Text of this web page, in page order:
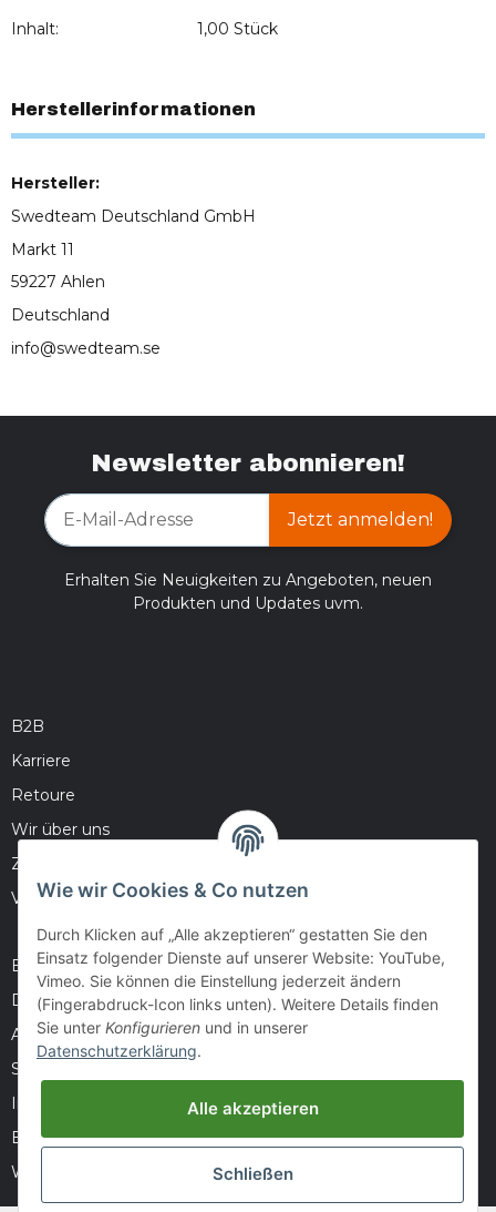
Inhalt: 1,00 Stück
Herstellerinformationen
Hersteller:
Swedteam Deutschland GmbH
Markt 11
59227 Ahlen
Deutschland
info@swedteam.se
Newsletter abonnieren!
Jetzt anmelden!
Erhalten Sie Neuigkeiten zu Angeboten, neuen
Produkten und Updates uvm.
B2B
Karriere
Retoure
Wir über uns
Zahlungsmöglichkeiten
Versandinformationen
Barrierefreiheitserklärung
Datenschutz
AGB
Sitemap
Impressum
Batteriegesetzhinweise
Widerrufsrecht
Wie wir Cookies & Co nutzen
Durch Klicken auf „Alle akzeptieren“ gestatten Sie den
Einsatz folgender Dienste auf unserer Website: YouTube,
Vimeo. Sie können die Einstellung jederzeit ändern
(Fingerabdruck-Icon links unten). Weitere Details finden
Sie unter Konfigurieren und in unserer
Datenschutzerklärung.
Alle akzeptieren
Schließen